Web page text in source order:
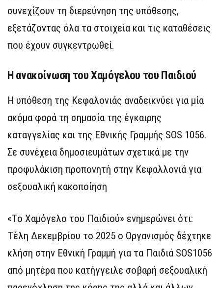
συνεχίζουν τη διερεύνηση της υπόθεσης,
εξετάζοντας όλα τα στοιχεία και τις καταθέσεις
που έχουν συγκεντρωθεί.
Η ανακοίνωση του Χαμόγελου του Παιδιού
Η υπόθεση της Κεφαλονιάς αναδεικνύει για μία
ακόμα φορά τη σημασία της έγκαιρης
καταγγελίας και της Εθνικής Γραμμής SOS 1056.
Σε συνέχεια δημοσιευμάτων σχετικά με την
προφυλάκιση προπονητή στην Κεφαλλονιά για
σεξουαλική κακοποίηση
«Το Χαμόγελο του Παιδιού» ενημερώνει ότι:
Τέλη Δεκεμβρίου το 2025 ο Οργανισμός δέχτηκε
κλήση στην Εθνική Γραμμή για τα Παιδιά SOS1056
από μητέρα που κατήγγειλε σοβαρή σεξουαλική